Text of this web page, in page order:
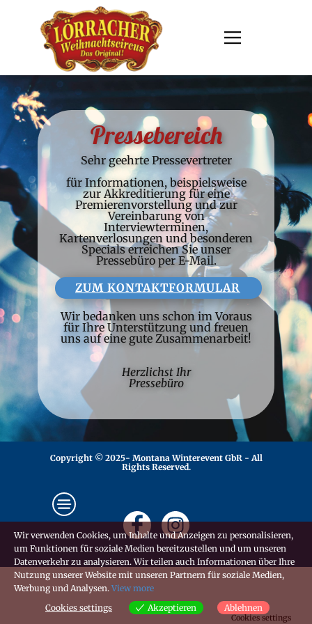
Pressebereich
Sehr geehrte Pressevertreter
für Informationen, beispielsweise
zur Akkreditierung für eine
Premierenvorstellung und zur
Vereinbarung von
Interviewterminen,
Kartenverlosungen und besonderen
Specials erreichen Sie unser
Pressebüro per E-Mail.
Wir bedanken uns schon im Voraus
für Ihre Unterstützung und freuen
uns auf eine gute Zusammenarbeit!
Herzlichst Ihr
Pressebüro
ZUM KONTAKTFORMULAR
Copyright ​© 2025- Montana Winterevent GbR - All
Rights Reserved.
Wir verwenden Cookies, um Inhalte und Anzeigen zu personalisieren,
um Funktionen für soziale Medien bereitzustellen und um unseren
Datenverkehr zu analysieren. Wir teilen auch Informationen über Ihre
Nutzung unserer Website mit unseren Partnern für soziale Medien,
Werbung und Analysen. View more
Cookies settings
Akzeptieren Ablehnen
Cookies settings